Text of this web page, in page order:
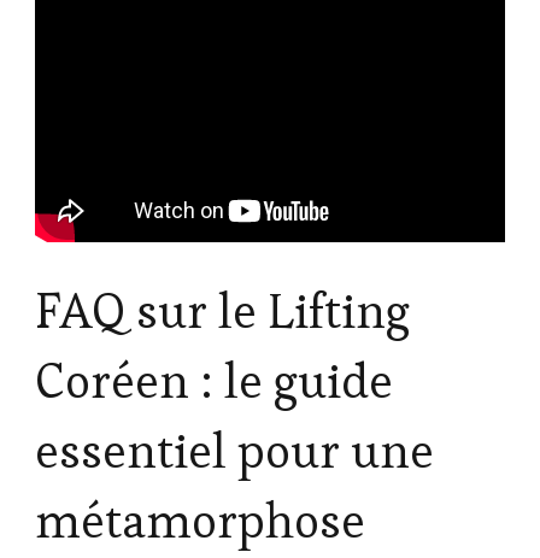
FAQ sur le Lifting
Coréen : le guide
essentiel pour une
métamorphose